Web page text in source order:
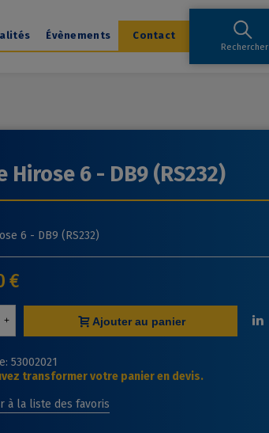
Évènements Contact
Rechercher
Hirose 6 - DB9 (RS232)
6 - DB9 (RS232)
€
+ Ajouter au panier
53002021
transformer votre panier en devis.
à la liste des favoris